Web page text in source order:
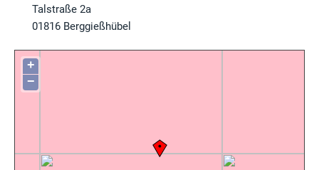
Talstraße 2a
01816 Berggießhübel
+
−